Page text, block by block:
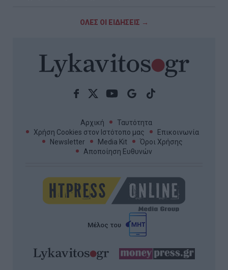
ΟΛΕΣ ΟΙ ΕΙΔΗΣΕΙΣ →
Αρχική
Ταυτότητα
Χρήση Cookies στον Ιστότοπο μας
Επικοινωνία
Newsletter
Media Kit
Όροι Χρήσης
Αποποίηση Ευθυνών
Μέλος του